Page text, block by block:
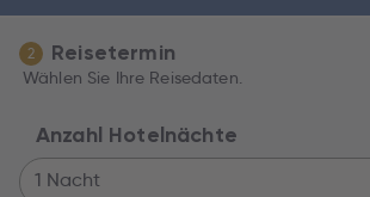
2 Reisetermin
Wählen Sie Ihre Reisedaten.
Anzahl Hotelnächte
1 Nacht